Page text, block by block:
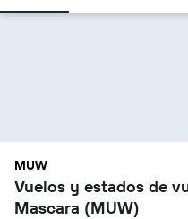
MUW
Vuelos y estados de
Mascara (MUW)